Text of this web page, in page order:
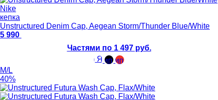
Nike
кепка
Unstructured Denim Cap, Aegean Storm/Thunder Blue/White
5 990
Частями по 1 497 руб.
M/L
40%